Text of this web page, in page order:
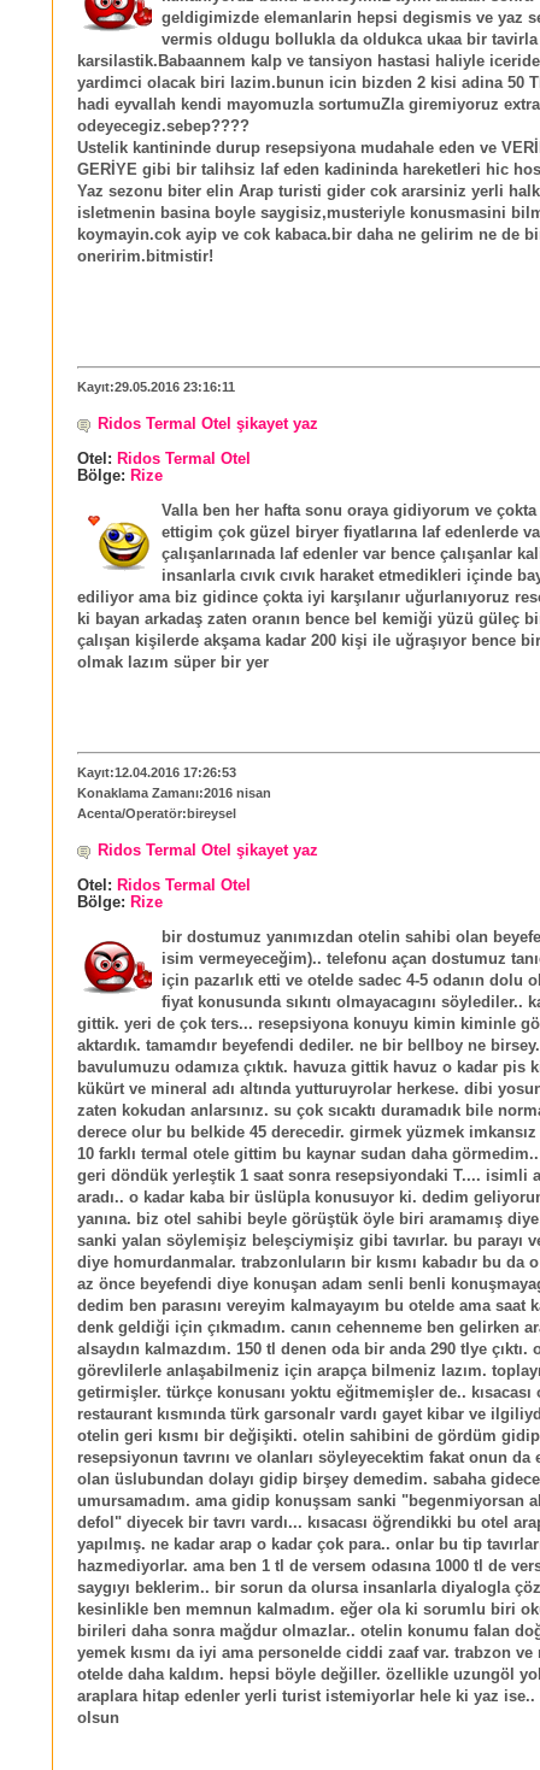
geldigimizde elemanlarin hepsi degismis ve yaz
vermis oldugu bollukla da oldukca ukaa bir tavirla
karsilastik.Babaannem kalp ve tansiyon hastasi haliyle
yardimci olacak biri lazim.bunun icin bizden 2 kisi adina 50
hadi eyvallah kendi mayomuzla sortumuZla giremiyoruz
odeyecegiz.sebep????
Ustelik kantininde durup resepsiyona mudahale eden ve
GERİYE gibi bir talihsiz laf eden kadininda hareketleri hic
Yaz sezonu biter elin Arap turisti gider cok ararsiniz yerli
isletmenin basina boyle saygisiz,musteriyle konusmasini
koymayin.cok ayip ve cok kabaca.bir daha ne gelirim ne de
oneririm.bitmistir!
Kayıt:29.05.2016 23:16:11
Ridos Termal Otel şikayet yaz
Otel: Ridos Termal Otel
Bölge: Rize
Valla ben her hafta sonu oraya gidiyorum ve çokta
ettigim çok güzel biryer fiyatlarına laf edenlerde
çalışanlarınada laf edenler var bence çalışanlar
insanlarla cıvık cıvık haraket etmedikleri içinde
ediliyor ama biz gidince çokta iyi karşılanır uğurlanıyoruz
ki bayan arkadaş zaten oranın bence bel kemiği yüzü güleç
çalışan kişilerde akşama kadar 200 kişi ile uğraşıyor bence
olmak lazım süper bir yer
Kayıt:12.04.2016 17:26:53
Konaklama Zamanı:2016 nisan
Acenta/Operatör:bireysel
Ridos Termal Otel şikayet yaz
Otel: Ridos Termal Otel
Bölge: Rize
bir dostumuz yanımızdan otelin sahibi olan
isim vermeyeceğim).. telefonu açan dostumuz
için pazarlık etti ve otelde sadec 4-5 odanın dolu
fiyat konusunda sıkıntı olmayacagını söylediler..
gittik. yeri de çok ters... resepsiyona konuyu kimin kiminle
aktardık. tamamdır beyefendi dediler. ne bir bellboy ne
bavulumuzu odamıza çıktık. havuza gittik havuz o kadar pis
kükürt ve mineral adı altında yutturuyrolar herkese. dibi
zaten kokudan anlarsınız. su çok sıcaktı duramadık bile
derece olur bu belkide 45 derecedir. girmek yüzmek
10 farklı termal otele gittim bu kaynar sudan daha görmedim..
geri döndük yerleştik 1 saat sonra resepsiyondaki T.... isimli
aradı.. o kadar kaba bir üslüpla konusuyor ki. dedim
yanına. biz otel sahibi beyle görüştük öyle biri aramamış diye
sanki yalan söylemişiz beleşciymişiz gibi tavırlar. bu parayı
diye homurdanmalar. trabzonluların bir kısmı kabadır bu da
az önce beyefendi diye konuşan adam senli benli
dedim ben parasını vereyim kalmayayım bu otelde ama saat
denk geldiği için çıkmadım. canın cehenneme ben gelirken
alsaydın kalmazdım. 150 tl denen oda bir anda 290 tlye çıktı.
görevlilerle anlaşabilmeniz için arapça bilmeniz lazım.
getirmişler. türkçe konusanı yoktu eğitmemişler de.. kısacası
restaurant kısmında türk garsonalr vardı gayet kibar ve
otelin geri kısmı bir değişikti. otelin sahibini de gördüm gidip
resepsiyonun tavrını ve olanları söyleyecektim fakat onun da
olan üslubundan dolayı gidip birşey demedim. sabaha
umursamadım. ama gidip konuşsam sanki "begenmiyorsan
defol" diyecek bir tavrı vardı... kısacası öğrendikki bu otel
yapılmış. ne kadar arap o kadar çok para.. onlar bu tip
hazmediyorlar. ama ben 1 tl de versem odasına 1000 tl de
saygıyı beklerim.. bir sorun da olursa insanlarla diyalogla
kesinlikle ben memnun kalmadım. eğer ola ki sorumlu biri
birileri daha sonra mağdur olmazlar.. otelin konumu falan
yemek kısmı da iyi ama personelde ciddi zaaf var. trabzon ve
otelde daha kaldım. hepsi böyle değiller. özellikle uzungöl
araplara hitap edenler yerli turist istemiyorlar hele ki yaz ise..
olsun